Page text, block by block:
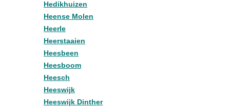
Hedikhuizen
Heense Molen
Heerle
Heerstaaien
Heesbeen
Heesboom
Heesch
Heeswijk
Heeswijk Dinther